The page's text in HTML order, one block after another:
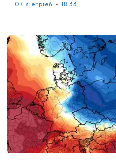
07 sierpień - 18:33